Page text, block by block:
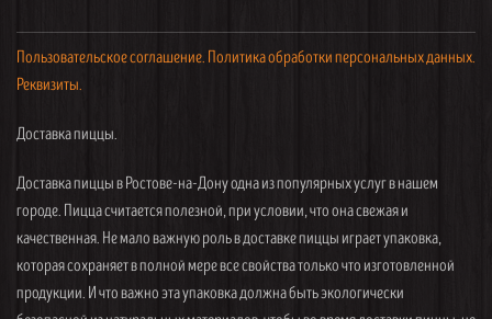
Пользовательское соглашение. Политика обработки персональных данных.
Реквизиты.
Доставка пиццы.
Доставка пиццы в Ростове-на-Дону одна из популярных услуг в нашем
городе. Пицца считается полезной, при условии, что она свежая и
качественная. Не мало важную роль в доставке пиццы играет упаковка,
которая сохраняет в полной мере все свойства только что изготовленной
продукции. И что важно эта упаковка должна быть экологически